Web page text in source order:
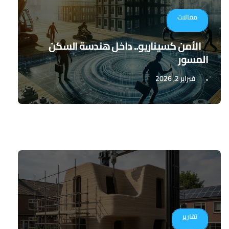
مقالات
الأمن كسيناريو.. داخل هندسة السكن
المسور
فبراير 2, 2026
تقارير